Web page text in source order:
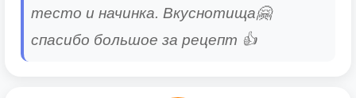
тесто и начинка. Вкуснотища🤗
спасибо большое за рецепт 👍